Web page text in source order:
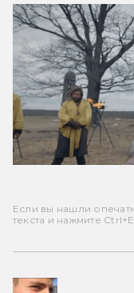
Если вы нашли
текста и нажмите